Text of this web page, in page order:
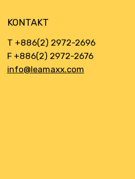
KONTAKT
T +886(2) 2972-2696
F +886(2) 2972-2676
info@leamaxx.com